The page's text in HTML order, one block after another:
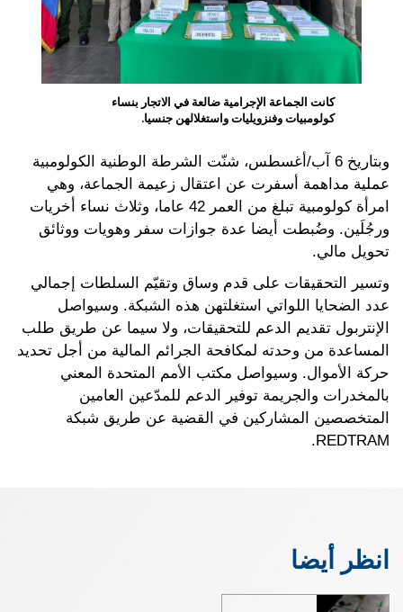
كانت الجماعة الإجرامية ضالعة في الاتجار بنساء
كولومبيات وفنزويليات واستغلالهن جنسيا.
وبتاريخ 6 آب/أغسطس، شنّت الشرطة الوطنية الكولومبية
عملية مداهمة أسفرت عن اعتقال زعيمة الجماعة، وهي
امرأة كولومبية تبلغ من العمر 42 عاما، وثلاث نساء أخريات
ورجُلَين. وضُبطت أيضا عدة جوازات سفر وهويات ووثائق
تحويل مالي.
وتسير التحقيقات على قدم وساق وتقيّم السلطات إجمالي
عدد الضحايا اللواتي استغلتهن هذه الشبكة. وسيواصل
الإنتربول تقديم الدعم للتحقيقات، ولا سيما عن طريق طلب
المساعدة من وحدته لمكافحة الجرائم المالية من أجل تحديد
حركة الأموال. وسيواصل مكتب الأمم المتحدة المعني
بالمخدرات والجريمة توفير الدعم للمدّعين العامين
المتخصصين المشاركين في القضية عن طريق شبكة
REDTRAM.
انظر أيضا